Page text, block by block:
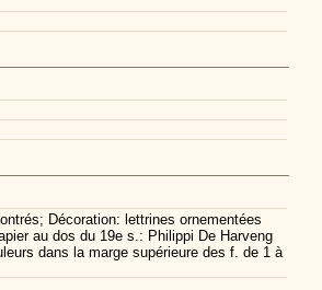
Décoration: lettrines ornementées
au dos du 19e s.: Philippi De Harveng
dans la marge supérieure des f. de 1 à